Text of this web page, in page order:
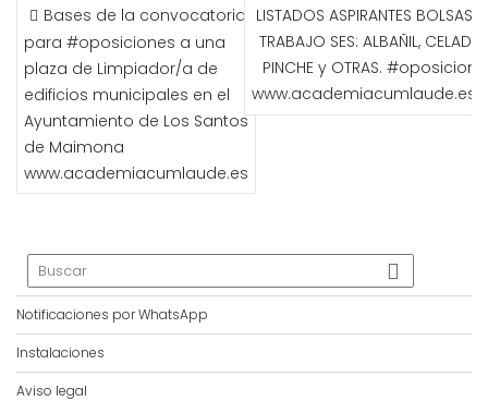
DE
ENTRADAS
Bases de la convocatoria
para #oposiciones a una
plaza de Limpiador/a de
edificios municipales en el
Ayuntamiento de Los Santos
de Maimona
www.academiacumlaude.es
LISTADOS ASPIRANTES BOLSAS
TRABAJO SES: ALBAÑIL,
PINCHE y OTRAS.
www.academiacumlaude.es
Notificaciones por WhatsApp
Instalaciones
Aviso legal